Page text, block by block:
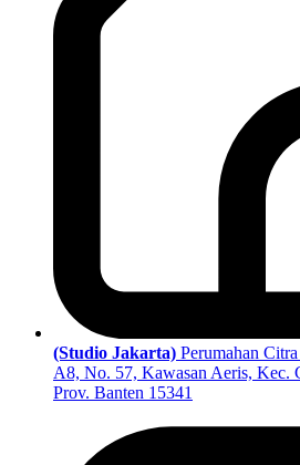
(Studio Jakarta) Perumahan
A8, No. 57, Kawasan Aeris, Kec.
Prov. Banten 15341